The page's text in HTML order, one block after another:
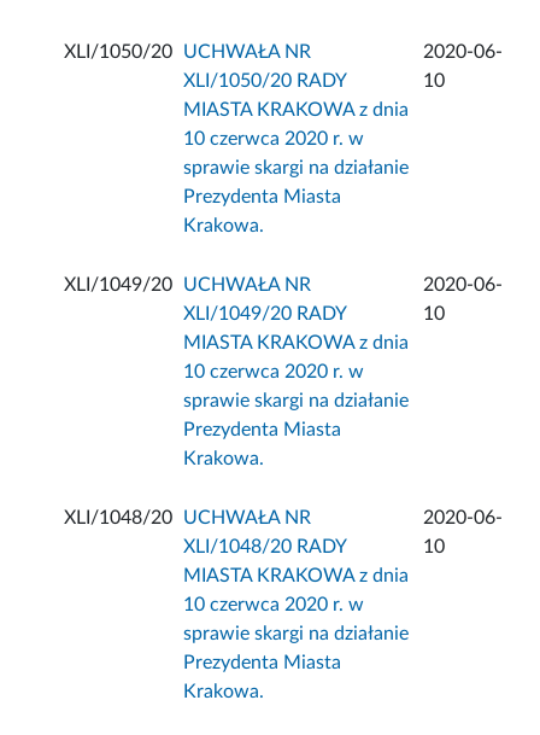
XLI/1050/20
UCHWAŁA NR
XLI/1050/20 RADY
MIASTA KRAKOWA z dnia
10 czerwca 2020 r. w
sprawie skargi na działanie
Prezydenta Miasta
Krakowa.
2020-06-
10
XLI/1049/20
UCHWAŁA NR
XLI/1049/20 RADY
MIASTA KRAKOWA z dnia
10 czerwca 2020 r. w
sprawie skargi na działanie
Prezydenta Miasta
Krakowa.
2020-06-
10
XLI/1048/20
UCHWAŁA NR
XLI/1048/20 RADY
MIASTA KRAKOWA z dnia
10 czerwca 2020 r. w
sprawie skargi na działanie
Prezydenta Miasta
Krakowa.
2020-06-
10